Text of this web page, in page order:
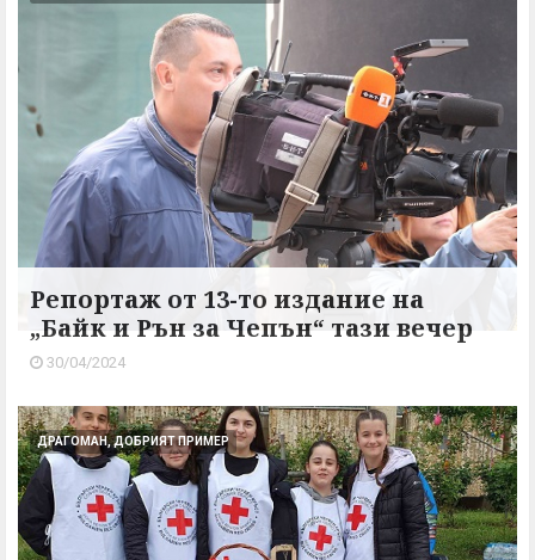
Репортаж от 13-то издание на
„Байк и Рън за Чепън“ тази вечер
30/04/2024
ДРАГОМАН, ДОБРИЯТ ПРИМЕР